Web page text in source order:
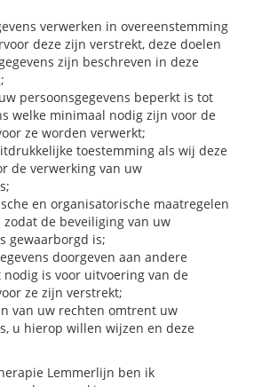
verwerken in overeenstemming
deze zijn verstrekt, deze doelen
zijn beschreven in deze
persoonsgegevens beperkt is tot
welke minimaal nodig zijn voor de
ze worden verwerkt;
toestemming als wij deze
de verwerking van uw
en organisatorische maatregelen
de beveiliging van uw
gewaarborgd is;
doorgeven aan andere
is voor uitvoering van de
ze zijn verstrekt;
van uw rechten omtrent uw
u hierop willen wijzen en deze
Lemmerlijn ben ik